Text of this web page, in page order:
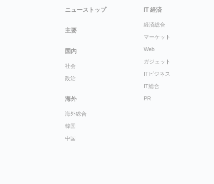
ニューストップ
主要
国内
社会
政治
海外
海外総合
韓国
中国
IT 経済
経済総合
マーケット
Web
ガジェット
ITビジネス
IT総合
PR